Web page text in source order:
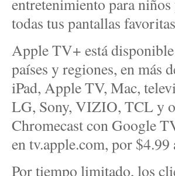
todas tus pantallas
Apple TV+ está
países y regiones, en más
iPad, Apple TV, Mac,
LG, Sony, VIZIO, TCL y
Chromecast con Google
en tv.apple.com, por
Por tiempo limitado, los